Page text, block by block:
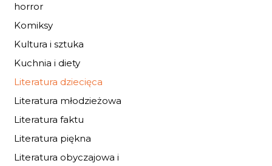
horror
Komiksy
Kultura i sztuka
Kuchnia i diety
Literatura dziecięca
Literatura młodzieżowa
Literatura faktu
Literatura piękna
Literatura obyczajowa i